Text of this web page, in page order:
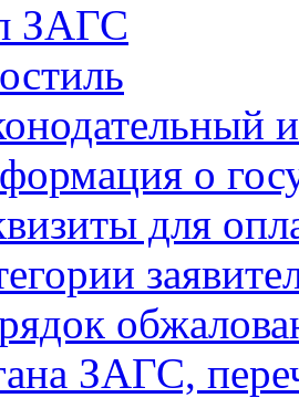
ЗАГС
о
для
ЗАГС,